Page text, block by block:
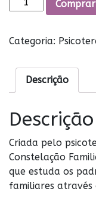
Familiar
Comprar
Categoria:
Descrição
Descrição
Criada pelo
Constelação
que estuda os
familiares através